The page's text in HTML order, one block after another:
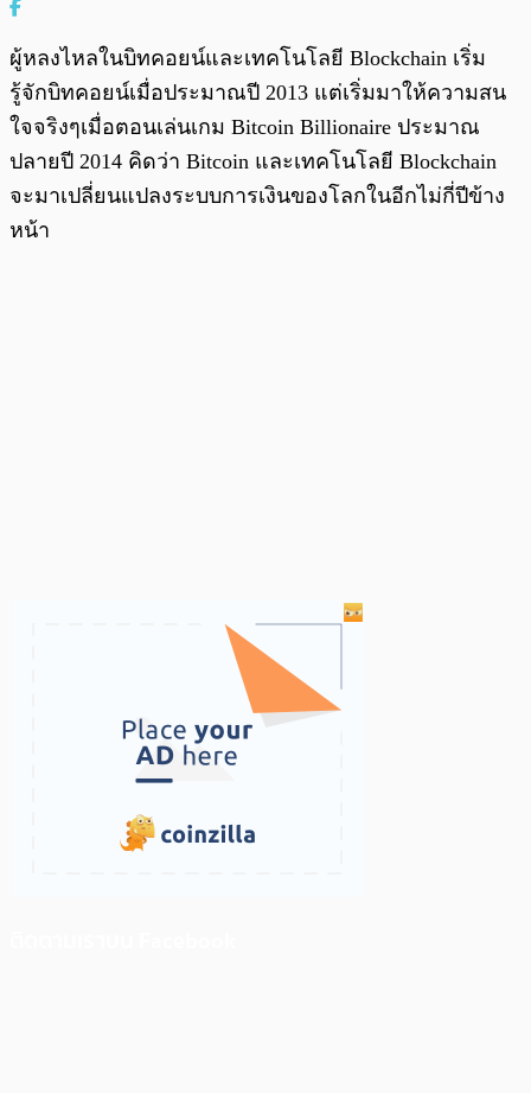
ผู้หลงไหลในบิทคอยน์และเทคโนโลยี Blockchain เริ่ม
รู้จักบิทคอยน์เมื่อประมาณปี 2013 แต่เริ่มมาให้ความสน
ใจจริงๆเมื่อตอนเล่นเกม Bitcoin Billionaire ประมาณ
ปลายปี 2014 คิดว่า Bitcoin และเทคโนโลยี Blockchain
จะมาเปลี่ยนแปลงระบบการเงินของโลกในอีกไม่กี่ปีข้าง
หน้า